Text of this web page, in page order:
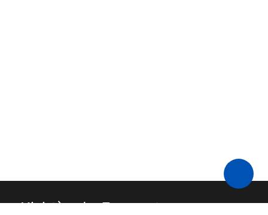
Ministère des Transports